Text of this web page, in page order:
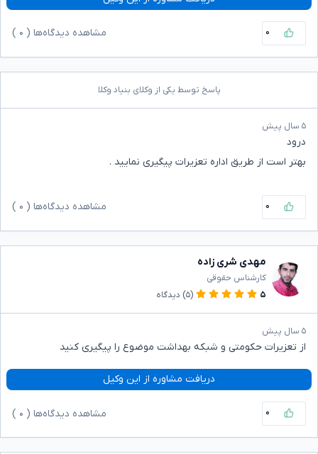
۰ مشاهده دیدگاه‌ها ( ۰
پاسخ توسط یکی از وکلای بنیاد وکلا
۵ سال پیش
درود
بهتر است از طریق اداره تعزیرات پیگیری نمایید .
۰ مشاهده دیدگاه‌ها ( ۰
مهدی شری زاده
کارشناس حقوقی
۵
(۵) دیدگاه
۵ سال پیش
از تعزیرات حکومتی و شبکه بهداشت موضوع را پیگیری کنید
دریافت مشاوره از این وکیل
۰ مشاهده دیدگاه‌ها ( ۰